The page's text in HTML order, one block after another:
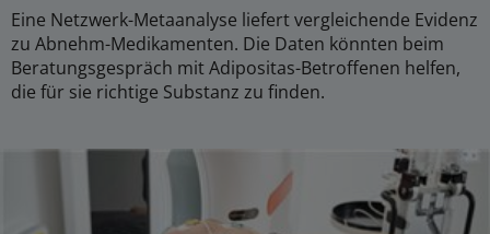
Eine Netzwerk-Metaanalyse liefert vergleichende Evidenz
zu Abnehm-Medikamenten. Die Daten könnten beim
Beratungsgespräch mit Adipositas-Betroffenen helfen,
die für sie richtige Substanz zu finden.